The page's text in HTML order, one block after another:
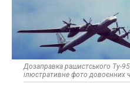
Дозаправка рашистського Ту-
ілюстративне фото довоєнних